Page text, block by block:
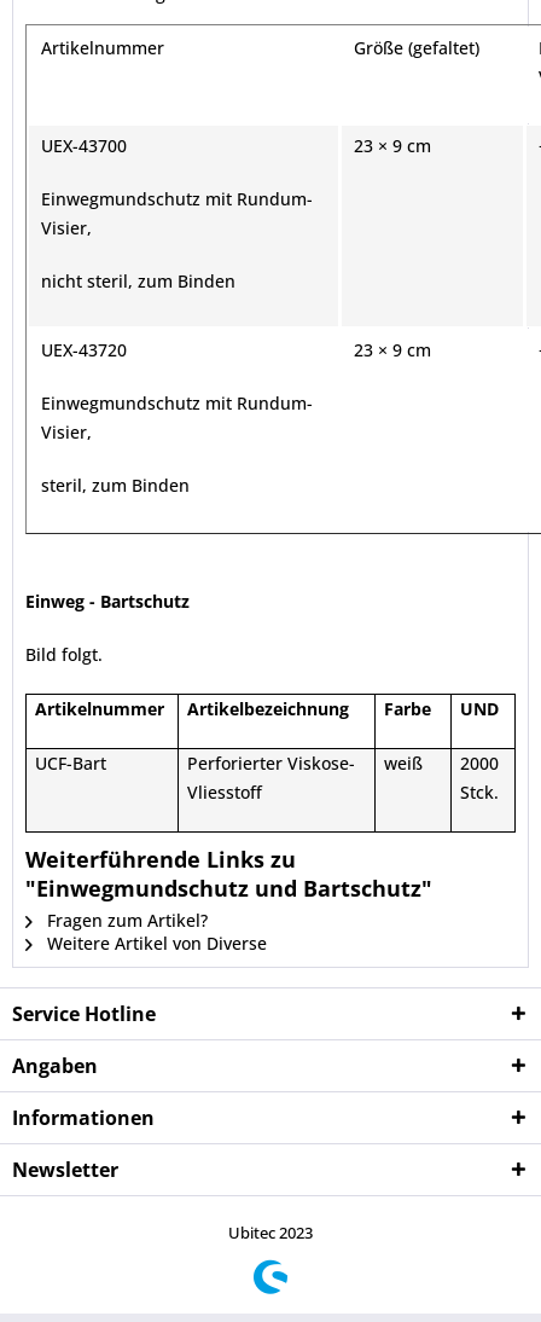
Artikelnummer Größe (gefaltet)
UEX-43700
Einwegmundschutz mit Rundum-
Visier,
nicht steril, zum Binden
23 × 9 cm
UEX-43720
Einwegmundschutz mit Rundum-
Visier,
steril, zum Binden
23 × 9 cm
Einweg - Bartschutz
Bild folgt.
Artikelnummer Artikelbezeichnung Farbe UND
UCF-Bart
Perforierter Viskose-
Vliesstoff
weiß
2000
Stck.
Weiterführende Links zu
"Einwegmundschutz und Bartschutz"
Fragen zum Artikel?
Weitere Artikel von Diverse
Service Hotline
Angaben
Informationen
Newsletter
Ubitec 2023